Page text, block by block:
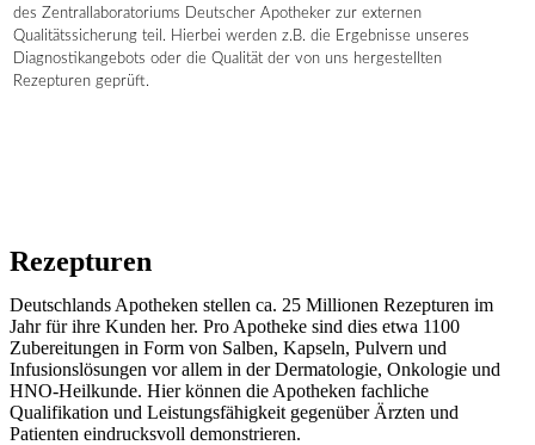
des Zentrallaboratoriums Deutscher Apotheker zur externen
Qualitätssicherung teil. Hierbei werden z.B. die Ergebnisse unseres
Diagnostikangebots oder die Qualität der von uns hergestellten
Rezepturen geprüft.
Rezepturen
Deutschlands Apotheken stellen ca. 25 Millionen Rezepturen im
Jahr für ihre Kunden her. Pro Apotheke sind dies etwa 1100
Zubereitungen in Form von Salben, Kapseln, Pulvern und
Infusionslösungen vor allem in der Dermatologie, Onkologie und
HNO-Heilkunde. Hier können die Apotheken fachliche
Qualifikation und Leistungsfähigkeit gegenüber Ärzten und
Patienten eindrucksvoll demonstrieren.